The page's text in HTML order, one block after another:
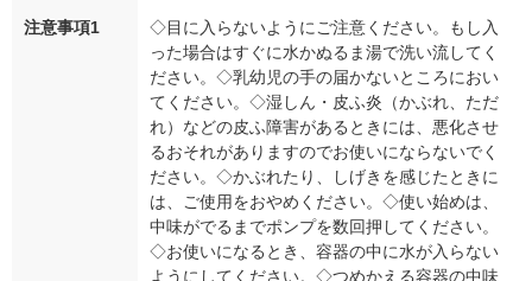
注意事項1
◇目に入らないようにご注意ください。もし入
った場合はすぐに水かぬるま湯で洗い流してく
ださい。◇乳幼児の手の届かないところにおい
てください。◇湿しん・皮ふ炎（かぶれ、ただ
れ）などの皮ふ障害があるときには、悪化させ
るおそれがありますのでお使いにならないでく
ださい。◇かぶれたり、しげきを感じたときに
は、ご使用をおやめください。◇使い始めは、
中味がでるまでポンプを数回押してください。
◇お使いになるとき、容器の中に水が入らない
ようにしてください。◇つめかえる容器の中味